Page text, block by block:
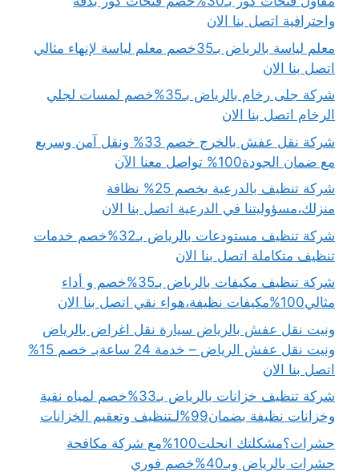
واحترافية اتصل بنا الان
معلم لياسة بالرياض بـ35خصم معلم لياسة لإنهاء مثالي
اتصل بنا الان
شركة جلى رخام بالرياض بـ35%خصم لمسات لجلي
الرخام اتصل بنا الان
شركة نقل عفش بالخرج خصم 33% ونقل آمن وسريع
مع ضمان الجودة100% تواصل معنا الآن
شركة تنظيف بالدرعية بخصم 25% نظافة
منزلك،مسؤوليتنا في الدرعية اتصل بنا الان
شركة تنظيف مستودعات بالرياض بـ32%خصم خدمات
تنظيف متكاملة اتصل بنا الان
شركة تنظيف مكيفات بالرياض بـ35%خصم و أداء
مثالي100%مكيفات نظيفة،هواء نقي اتصل بنا الان
ونيت نقل عفش بالرياض سيارة نقل اغراض بالرياض
ونيت نقل عفش الرياض – خدمة 24 ساعةبـ خصم 15%
اتصل بنا الان
شركة تنظيف خزانات بالرياض بـ33%خصم لمياه نقية
وخزانات نظيفة بضمان99%لـتنظيف وتعقيم الخزانات
حشرات؟مشكلتك انحلت100%مع شركة مكافحة
حشرات بالرياض وبـ40%خصم فوري